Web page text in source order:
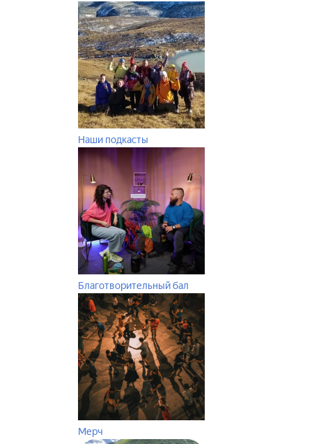
Наши подкасты
Благотворительный бал
Мерч